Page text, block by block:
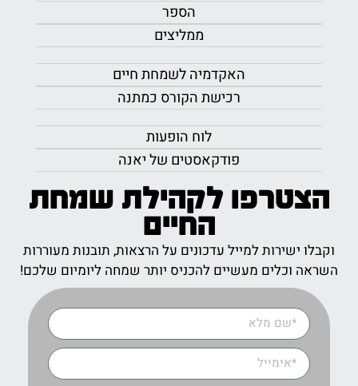
הספר
ממליצים
האקדמיה לשמחת חיים
רכישת הקורס כמתנה
לוח הופעות
פודקאסטים של יאנה
הצטרפו לקהילת שמחת
החיים
וקבלו ישירות למייל עדכונים על הרצאות, תובנות מעוררות
השראה וכלים מעשיים להכניס יותר שמחה ליומיום שלכם!